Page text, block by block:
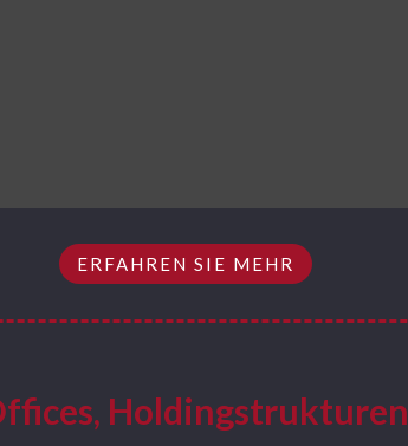
ERFAHREN SIE MEHR
Holdingstrukturen